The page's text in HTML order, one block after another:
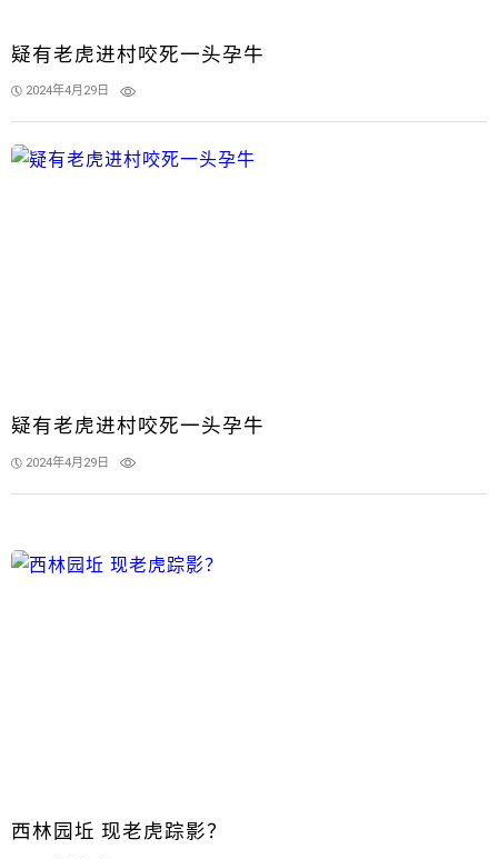
疑有老虎进村咬死一头孕牛
2024年4月29日
疑有老虎进村咬死一头孕牛
2024年4月29日
西林园坵 现老虎踪影？